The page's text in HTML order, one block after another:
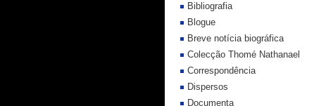
Bibliografia
Blogue
Breve notícia biográfica
Colecção Thomé Nathanael
Correspondência
Dispersos
Documenta